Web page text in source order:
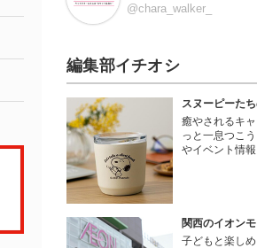
@chara_walker_
編集部イチオシ
スヌーピーた
癒やされるキ
っと一息つこ
やイベント情
関西のイオン
子どもと楽し